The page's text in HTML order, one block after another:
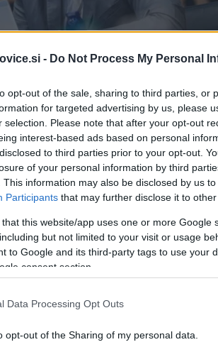
- Do Not Process My Personal
opt-out of the sale, sharing to third parties, or
for targeted advertising by us, please
selection. Please note that after your opt-out
interest-based ads based on personal
to third parties prior to your opt-out.
of your personal information by third
This information may also be disclosed by us
Participants that may further disclose it to other
that this website/app uses one or more Google
but not limited to your visit or usage
to Google and its third-party tags to use your
consent section.
Data Processing Opt Outs
opt-out of the Sharing of my personal data.
sproščali v dejavnostih, ki
prostorih.